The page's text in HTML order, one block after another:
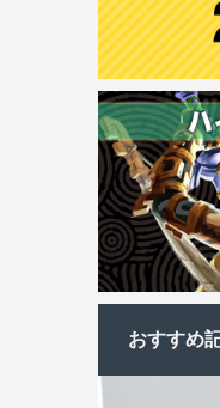
おすすめ